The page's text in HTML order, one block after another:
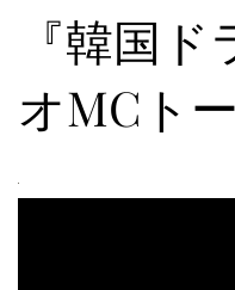
『韓国
オMCト
(ディズニープラス）